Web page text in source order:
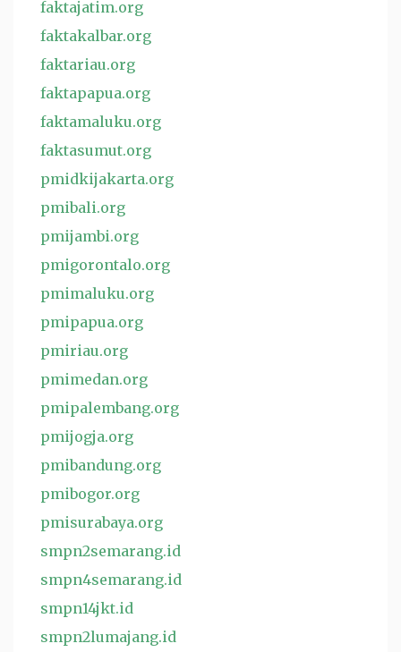
faktajatim.org
faktakalbar.org
faktariau.org
faktapapua.org
faktamaluku.org
faktasumut.org
pmidkijakarta.org
pmibali.org
pmijambi.org
pmigorontalo.org
pmimaluku.org
pmipapua.org
pmiriau.org
pmimedan.org
pmipalembang.org
pmijogja.org
pmibandung.org
pmibogor.org
pmisurabaya.org
smpn2semarang.id
smpn4semarang.id
smpn14jkt.id
smpn2lumajang.id